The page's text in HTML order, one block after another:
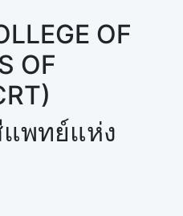
OF
OF
พทย์แห่ง